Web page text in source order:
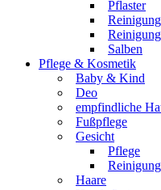
Pflaster
Reinigung
Salben
Pflege & Kosmetik
Baby & Kind
Deo
empfindliche
Fußpflege
Gesicht
Pflege
Reinigung
Haare